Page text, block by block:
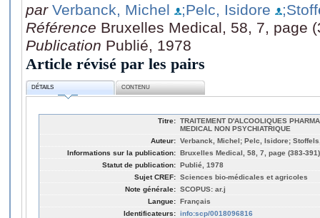
par Verbanck, Michel ;Pelc, Isidore
Référence Bruxelles Medical, 58, 7, page
Publication Publié, 1978
Article révisé par les pairs
DÉTAILS CONTENU
Titre: TRAITEMENT D'ALCOOLIQUES
MEDICAL NON PSYCHIATRIQUE
Auteur: Verbanck, Michel; Pelc, Isidore;
Informations sur la publication: Bruxelles Medical, 58, 7, page (383-391)
Statut de publication: Publié, 1978
Sujet CREF: Sciences bio-médicales et agricoles
Note générale: SCOPUS: ar.j
Langue: Français
Identificateurs: info:scp/0018096816